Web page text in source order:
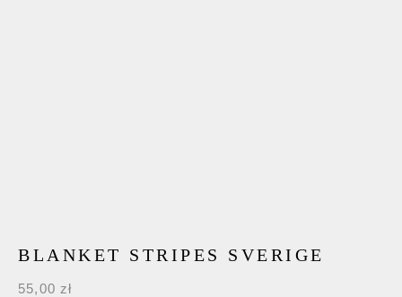
BLANKET STRIPES SVERIGE
55,00 zł